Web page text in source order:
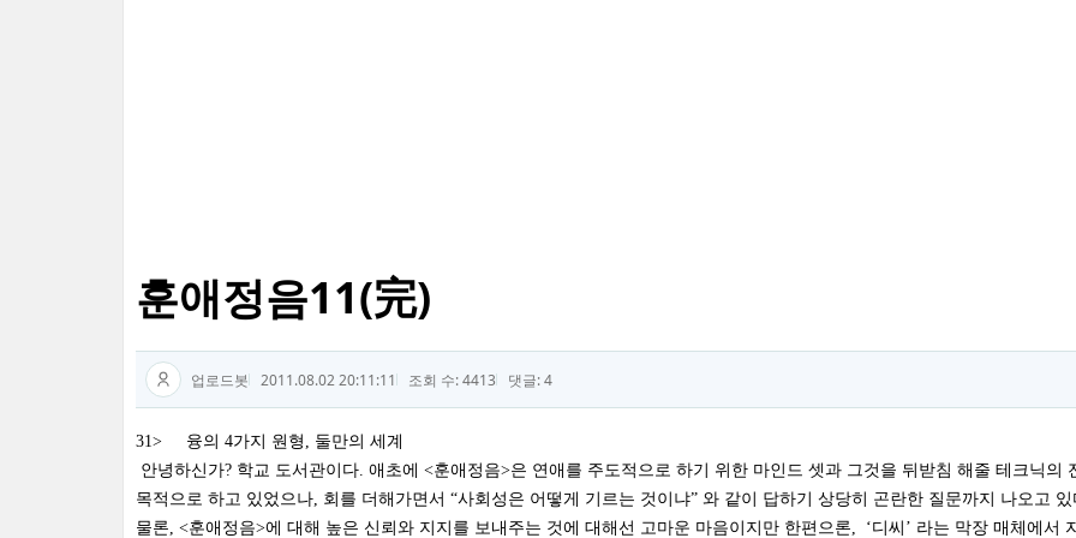
훈애정음11(完)
업로드봇 2011.08.02 20:11:11 조회 수: 4413 댓글:4
31> 융의 4가지 원형, 둘만의 세계
안녕하신가? 학교 도서관이다. 애초에 <훈애정음>은 연애를 주도적으로 하기 위한 마인드 셋과 그것을 뒤받침 해줄 테크닉의
목적으로 하고 있었으나, 회를 더해가면서 “사회성은 어떻게 기르는 것이냐” 와 같이 답하기 상당히 곤란한 질문까지 나오고 있
물론, <훈애정음>에 대해 높은 신뢰와 지지를 보내주는 것에 대해선 고마운 마음이지만 한편으론, ‘디씨’ 라는 막장 매체에서